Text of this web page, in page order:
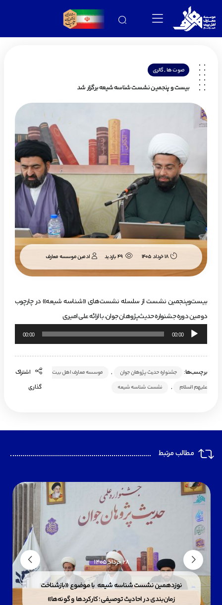
صوت ها,گالری
بیست و پنجمین نشست شناسه شیعه برگزار شد
18 خرداد 1405 ادمین موسسه معارف
بیست‌وپنجمین نشست از سلسله نشست‌های «شناسه شیعه» در چارچوب
دومین دوره جشنواره حدیث‌پژوهان جوان، با ارائه علی امیری
پخش‌کننده
صوت
00:00
00:00
برچسب‌ها: جشنواره حدیث پژوهان جوان ,
موسسه معارف اهل بیت
علیهم السلام
, نشست شناسه شیعه
اشتراک
گذاری
مطالب مرتبط
28 خرداد 1405
نوزدهمین نشست شناسه شیعه با موضوع «بازشناخت
زمان‌بندی در احادیث توصیفی؛ کارکردها و گونه‌ها»